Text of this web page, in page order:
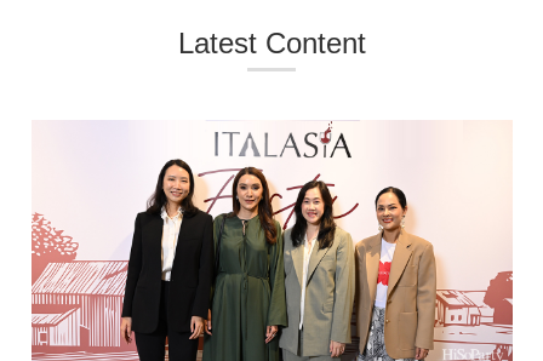
Latest Content